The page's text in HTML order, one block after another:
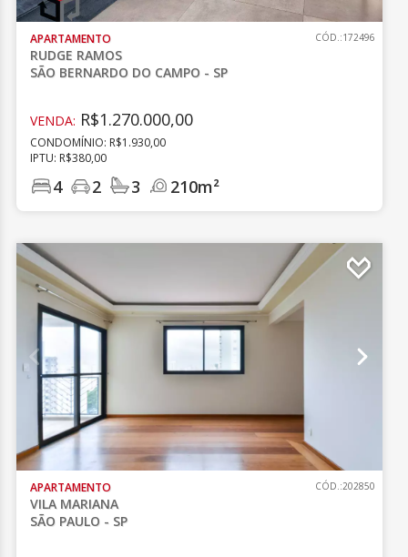
APARTAMENTO
RUDGE RAMOS
SÃO BERNARDO DO CAMPO - SP
CÓD.:172496
VENDA: R$1.270.000,00
CONDOMÍNIO: R$1.930,00
IPTU: R$380,00
4 2 3 210m²
APARTAMENTO
VILA MARIANA
SÃO PAULO - SP
CÓD.:202850